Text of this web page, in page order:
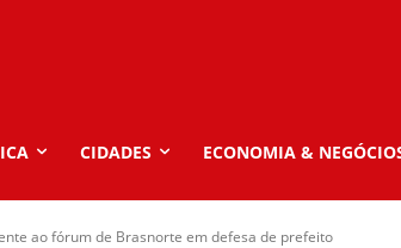
CIDADES ECONOMIA &
ao fórum de Brasnorte em defesa de prefeito